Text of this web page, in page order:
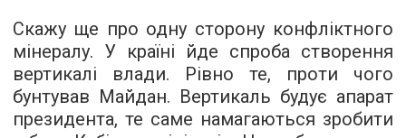
Скажу ще про одну сторону конфліктного
мінералу. У країні йде спроба створення
вертикалі влади. Рівно те, проти чого
бунтував Майдан. Вертикаль будує апарат
президента, те саме намагаються зробити